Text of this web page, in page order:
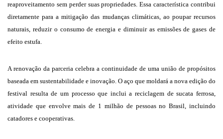
reaproveitamento sem perder suas propriedades. Essa característica contribui
diretamente para a mitigação das mudanças climáticas, ao poupar recursos
naturais, reduzir o consumo de energia e diminuir as emissões de gases de
efeito estufa.
A renovação da parceria celebra a continuidade de uma união de propósitos
baseada em sustentabilidade e inovação. O aço que moldará a nova edição do
festival resulta de um processo que inclui a reciclagem de sucata ferrosa,
atividade que envolve mais de 1 milhão de pessoas no Brasil, incluindo
catadores e cooperativas.